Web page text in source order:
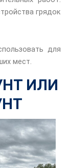
грядок
для
мест.
ИЛИ